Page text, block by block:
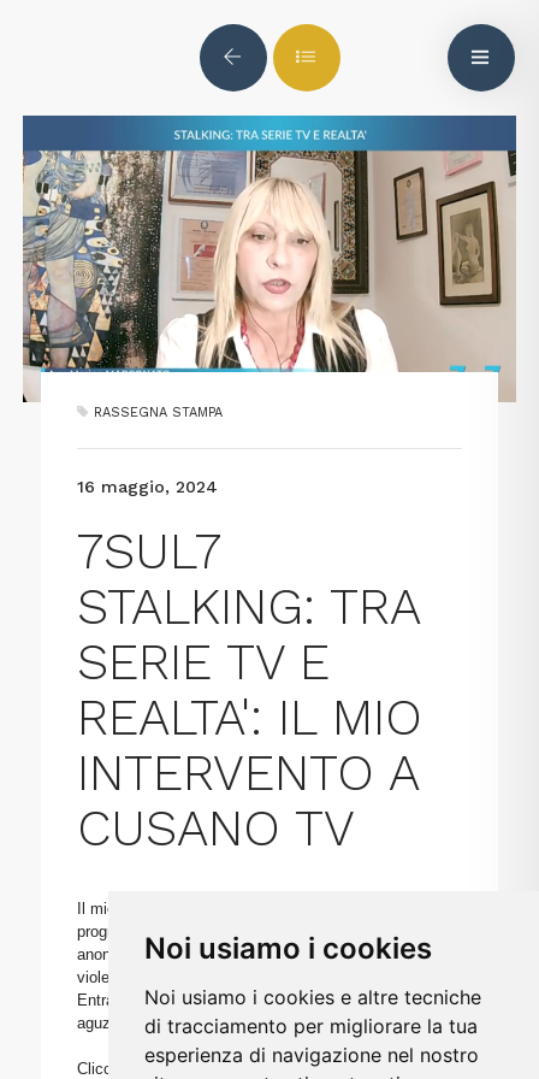
Noi usiamo i cookies
Noi usiamo i cookies e altre tecniche
di tracciamento per migliorare la tua
esperienza di navigazione nel nostro
RASSEGNA STAMPA
16 maggio, 2024
7SUL7
STALKING: TRA
SERIE TV E
REALTA': IL MIO
INTERVENTO A
CUSANO TV
Il mio intervento dal minuto '12, ospite a Cusano TV al
programma 7SUL7 per raccontare la storia (in
anonimato) di una mia cliente vittima di stalking e
violenza domestica insieme alla sua bambina.
Entrambe nascoste nell’armadio per sfuggire al loro
aguzzino….
Clicca qui: